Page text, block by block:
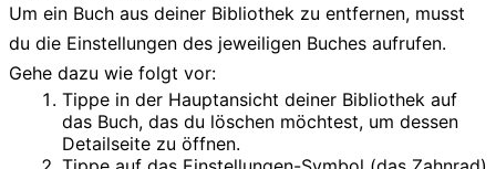
Um ein Buch aus deiner Bibliothek zu entfernen, musst
du die Einstellungen des jeweiligen Buches aufrufen.
Gehe dazu wie folgt vor:
Tippe in der Hauptansicht deiner Bibliothek auf
das Buch, das du löschen möchtest, um dessen
Detailseite zu öffnen.